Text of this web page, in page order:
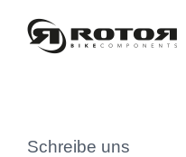
Zum
Inhalt
Schreibe uns